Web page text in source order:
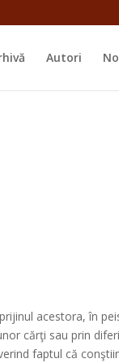
Autori
acestora, în
cărţi sau prin
faptul că